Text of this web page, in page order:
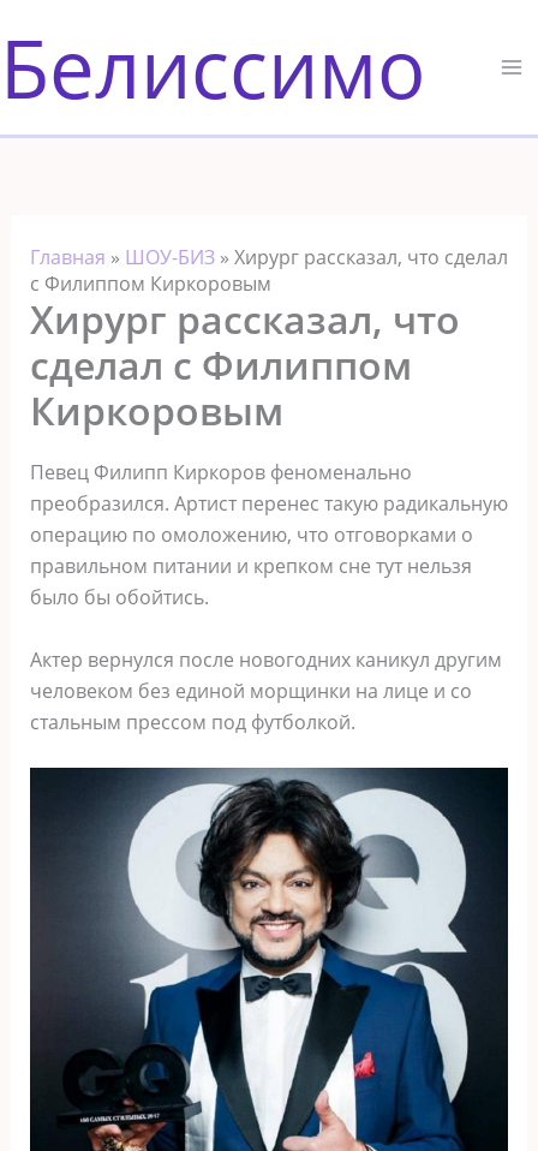
к
содержимому
Белиссимо
Главная » ШОУ-БИЗ» Хирург рассказал, что сделал
с Филиппом Киркоровым
Хирург рассказал, что
сделал с Филиппом
Киркоровым
Певец Филипп Киркоров феноменально
преобразился. Артист перенес такую радикальную
операцию по омоложению, что отговорками о
правильном питании и крепком сне тут нельзя
было бы обойтись.
Актер вернулся после новогодних каникул другим
человеком без единой морщинки на лице и со
стальным прессом под футболкой.